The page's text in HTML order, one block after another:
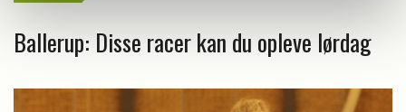
Ballerup: Disse racer kan du opleve lørdag